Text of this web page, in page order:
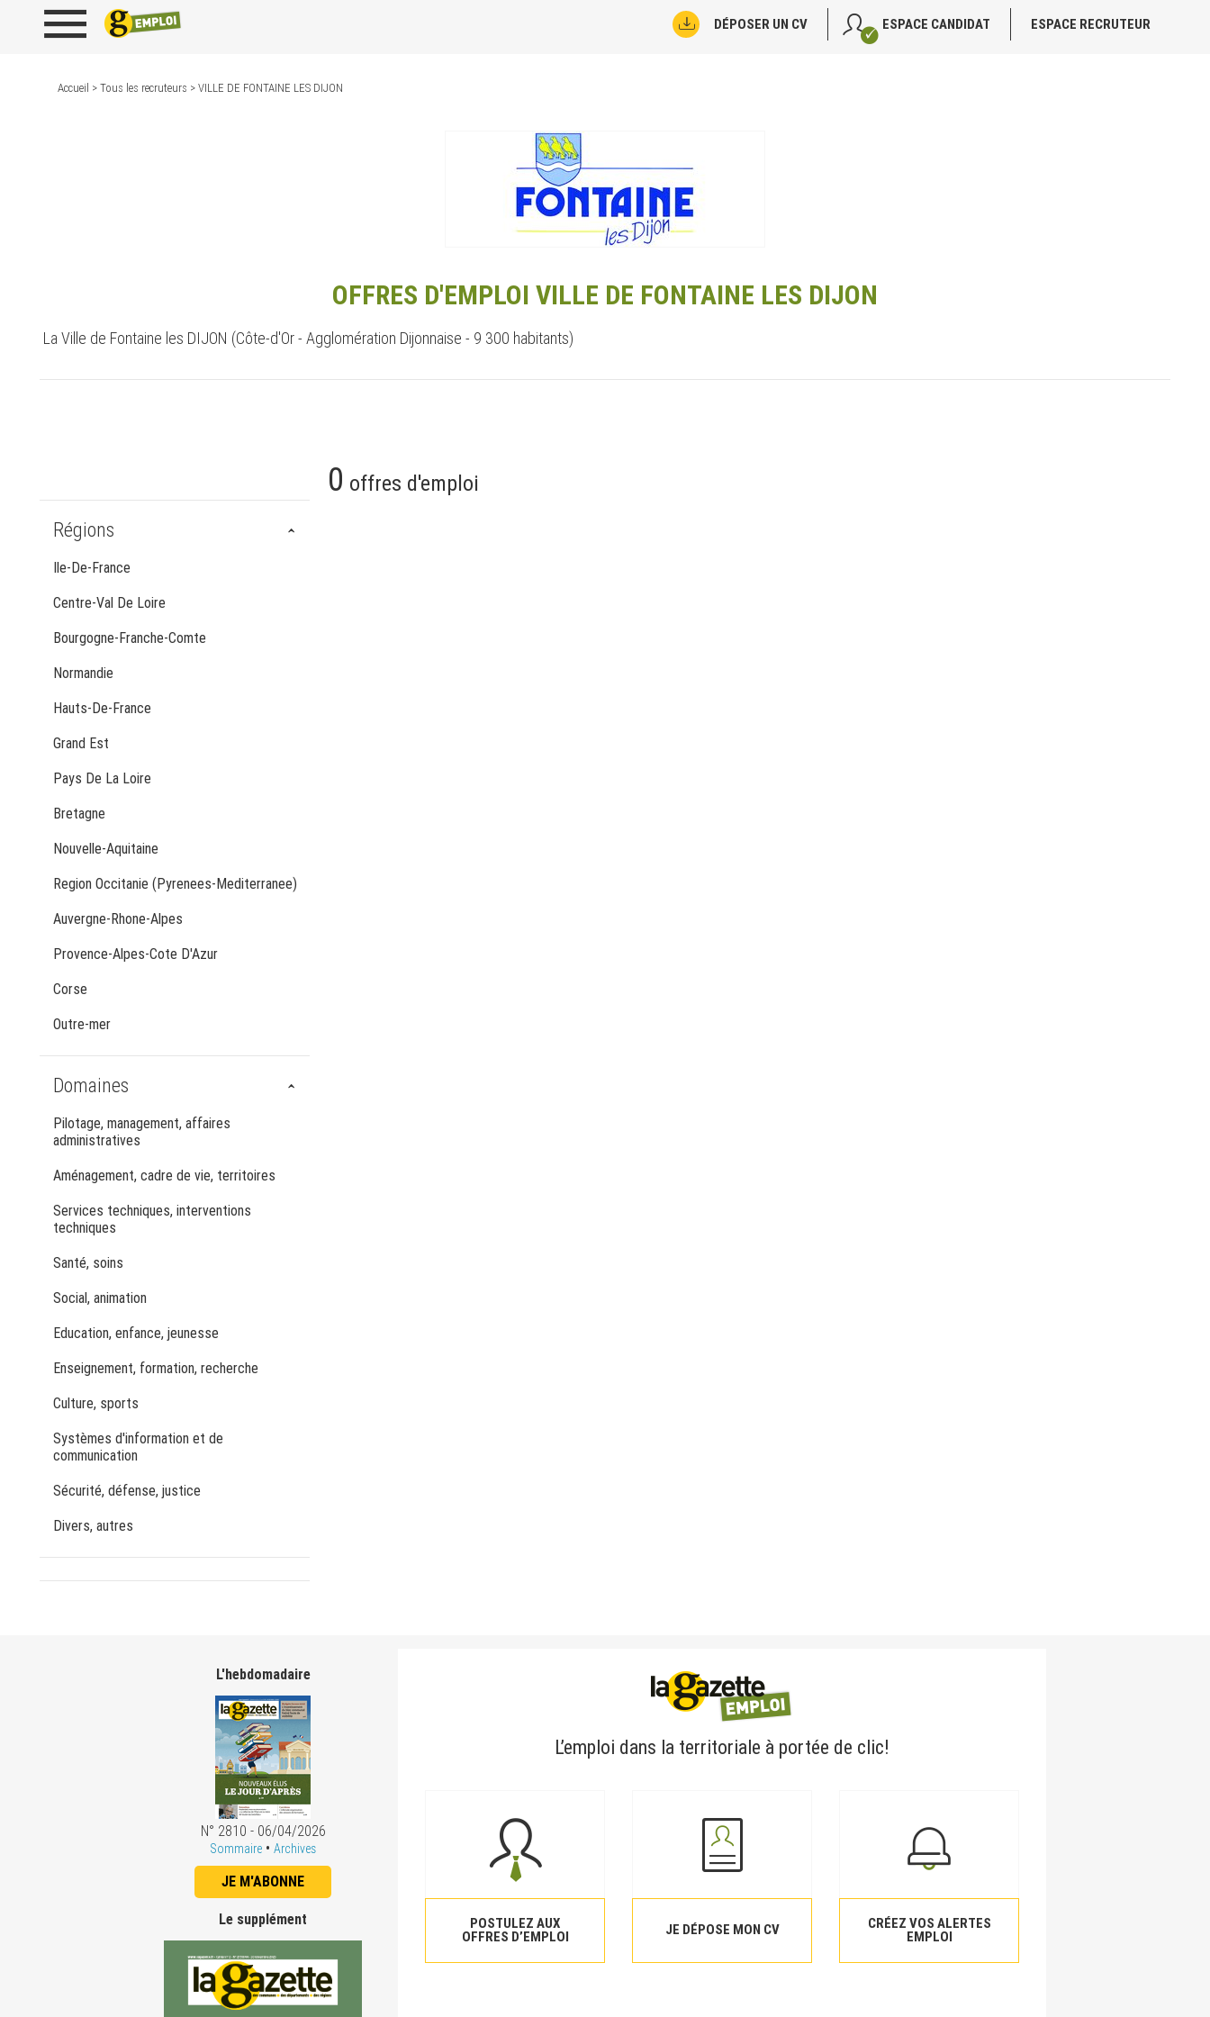
DÉPOSER UN CV ESPACE CANDIDAT ESPACE RECRUTEUR
Accueil > Tous les recruteurs > VILLE DE FONTAINE LES DIJON
OFFRES D'EMPLOI VILLE DE FONTAINE LES DIJON
La Ville de Fontaine les DIJON (Côte-d'Or - Agglomération Dijonnaise - 9 300 habitants)
Régions
Ile-De-France
Centre-Val De Loire
Bourgogne-Franche-Comte
Normandie
Hauts-De-France
Grand Est
Pays De La Loire
Bretagne
Nouvelle-Aquitaine
Region Occitanie (Pyrenees-Mediterranee)
Auvergne-Rhone-Alpes
Provence-Alpes-Cote D'Azur
Corse
Outre-mer
Domaines
Pilotage, management, affaires
administratives
Aménagement, cadre de vie, territoires
Services techniques, interventions
techniques
Santé, soins
Social, animation
Education, enfance, jeunesse
Enseignement, formation, recherche
Culture, sports
Systèmes d'information et de
communication
Sécurité, défense, justice
Divers, autres
0 offres d'emploi
L'hebdomadaire
N° 2810 - 06/04/2026
Sommaire • Archives
JE M'ABONNE
Le supplément
L’emploi dans la territoriale à portée de clic!
POSTULEZ AUX
OFFRES D’EMPLOI
JE DÉPOSE MON CV
CRÉEZ VOS ALERTES
EMPLOI